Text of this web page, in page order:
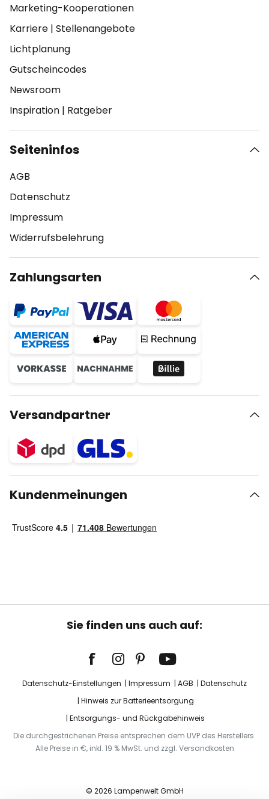
Marketing-Kooperationen
Karriere | Stellenangebote
Lichtplanung
Gutscheincodes
Newsroom
Inspiration | Ratgeber
Seiteninfos
AGB
Datenschutz
Impressum
Widerrufsbelehrung
Zahlungsarten
Versandpartner
Kundenmeinungen
Sie finden uns auch auf:
Datenschutz-Einstellungen Impressum AGB
Datenschutz
Hinweis zur Batterieentsorgung
Entsorgungs- und Rückgabehinweis
Die durchgestrichenen Preise entsprechen dem UVP des Herstellers.
Alle Preise in €, inkl. 19 % MwSt. und zzgl. Versandkosten
© 2026 Lampenwelt GmbH